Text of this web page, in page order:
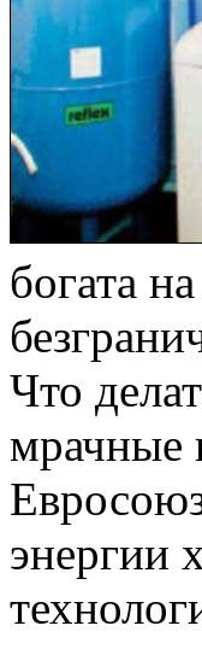
богата
Что
мрачные
энергии